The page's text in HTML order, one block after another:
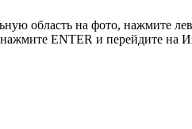
область на фото, нажмите
ENTER и перейдите на